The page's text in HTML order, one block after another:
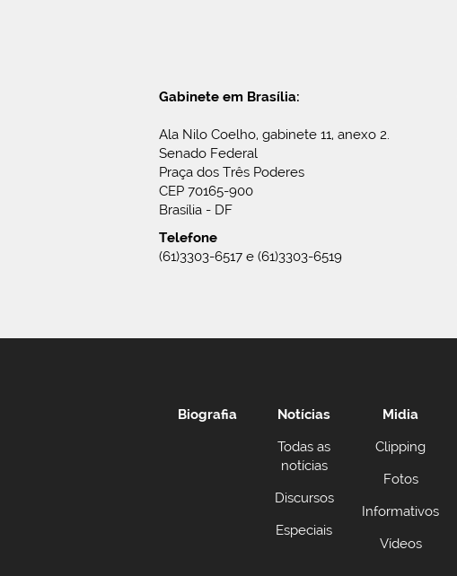
Gabinete em Brasília:
Ala Nilo Coelho, gabinete 11, anexo 2.
Senado Federal
Praça dos Três Poderes
CEP 70165-900
Brasília - DF
Telefone
(61)3303-6517 e (61)3303-6519
Biografia
Notícias
Todas as
notícias
Discursos
Especiais
Midia
Clipping
Fotos
Informativos
Vídeos